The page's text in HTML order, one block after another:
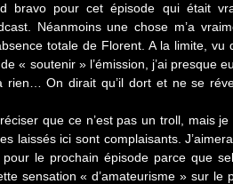
bravo pour cet épisode qui était
Néanmoins une chose m’a
totale de Florent. A la limite, vu
« soutenir » l’émission, j’ai presque
rien… On dirait qu’il dort et ne se
que ce n’est pas un troll, mais
laissés ici sont complaisants.
le prochain épisode parce que
sensation « d’amateurisme » sur le